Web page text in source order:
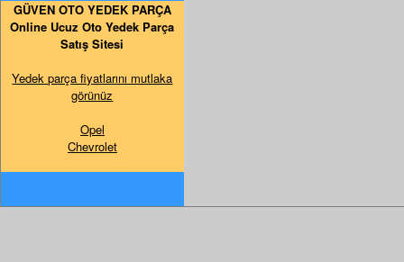
GÜVEN OTO YEDEK PARÇA
Online Ucuz Oto Yedek Parça
Satış Sitesi
Yedek parça fiyatlarını mutlaka
görünüz
Opel
Chevrolet